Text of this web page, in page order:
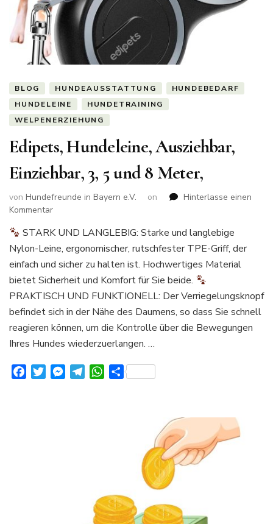
BLOG HUNDEAUSSTATTUNG
HUNDEBEDARF
HUNDELEINE
HUNDETRAINING
WELPENERZIEHUNG
Edipets, Hundeleine, Ausziehbar,
Einziehbar, 3, 5 und 8 Meter,
von Hundefreunde in Bayern e.V. on
Hinterlasse einen
Kommentarzu
Hundeleine,
Ausziehbar,
Einziehbar,
5
und
8
Meter,
STARK UND LANGLEBIG: Starke und langlebige
Nylon-Leine, ergonomischer, rutschfester TPE-Griff, der
einfach und sicher zu halten ist. Hochwertiges Material
bietet Sicherheit und Komfort für Sie beide.
PRAKTISCH UND FUNKTIONELL: Der Verriegelungsknopf
befindet sich in der Nähe des Daumens, so dass Sie schnell
reagieren können, um die Kontrolle über die Bewegungen
Ihres Hundes wiederzuerlangen. …
FacebookTwitterMessenger
TelegramWhatsApp
Teilen